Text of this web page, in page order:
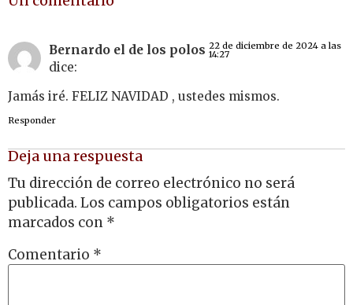
Bernardo el de los polos
dice:
22 de diciembre de 2024 a las
14:27
Jamás iré. FELIZ NAVIDAD , ustedes mismos.
Responder
Deja una respuesta
Tu dirección de correo electrónico no será
publicada. Los campos obligatorios están
marcados con *
Comentario *